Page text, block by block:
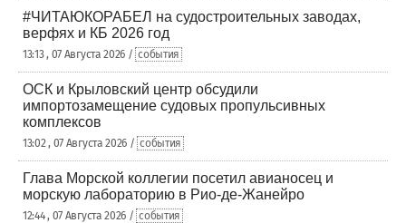
#ЧИТАЮКОРАБЕЛ на судостроительных заводах,
верфях и КБ 2026 год
13:13 , 07 Августа 2026 / события
ОСК и Крыловский центр обсудили
импортозамещение судовых пропульсивных
комплексов
13:02 , 07 Августа 2026 / события
Глава Морской коллегии посетил авианосец и
морскую лабораторию в Рио-де-Жанейро
12:44 , 07 Августа 2026 / события